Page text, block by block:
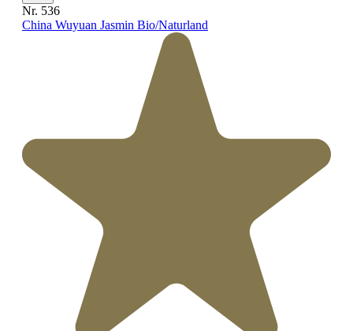
Nr. 536
China Wuyuan Jasmin Bio/Naturland